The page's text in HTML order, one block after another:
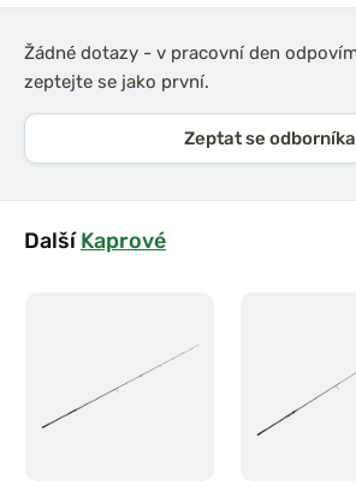
Žádné dotazy - v pracovní den
zeptejte se jako první.
Zeptat se odborníka
DalšíKaprové